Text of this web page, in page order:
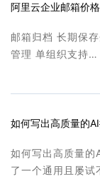
阿里云企业邮箱价
邮箱归档 长期保
管理 单组织支持…
如何写出高质量的
如何写出高质量的
了一个通用且屡试